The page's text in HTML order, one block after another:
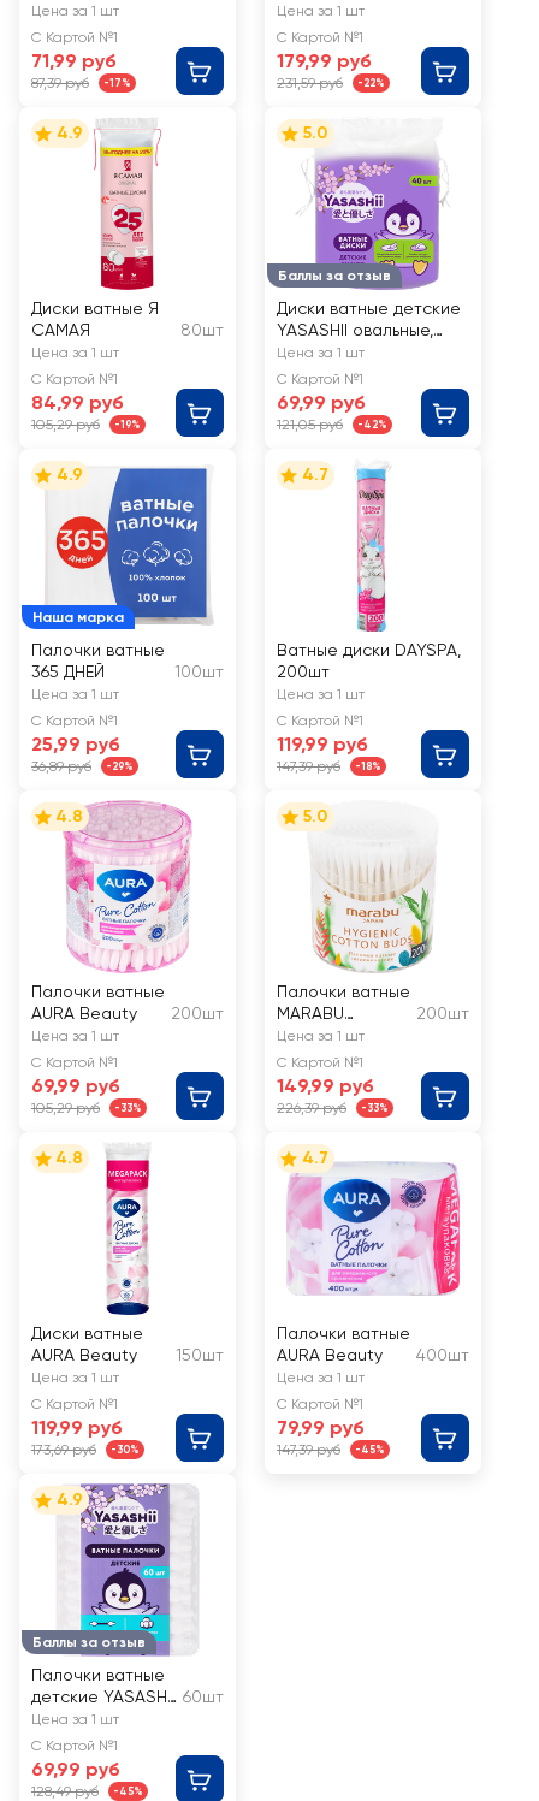
Цена за 1 шт
С Картой №1
71,99 руб
87,39 руб -17%
Botanica
Цена за 1 шт
С Картой №1
179,99 руб
231,59 руб -22%
4.9
Диски ватные Я
САМАЯ
80шт
Цена за 1 шт
С Картой №1
84,99 руб
105,29 руб -19%
Баллы за отзыв
5.0
Диски ватные детские
YASASHII овальные,
40шт
Цена за 1 шт
С Картой №1
69,99 руб
121,05 руб -42%
Наша марка
4.9
Палочки ватные
365 ДНЕЙ
100шт
Цена за 1 шт
С Картой №1
25,99 руб
36,89 руб -29%
4.7
Ватные диски DAYSPA,
200шт
Цена за 1 шт
С Картой №1
119,99 руб
147,39 руб -18%
4.8
Палочки ватные
AURA Beauty
200шт
Цена за 1 шт
С Картой №1
69,99 руб
105,29 руб -33%
5.0
Палочки ватные
MARABU
Botanica
200шт
Цена за 1 шт
С Картой №1
149,99 руб
226,39 руб -33%
4.8
Диски ватные
AURA Beauty
150шт
Цена за 1 шт
С Картой №1
119,99 руб
173,69 руб -30%
4.7
Палочки ватные
AURA Beauty
400шт
Цена за 1 шт
С Картой №1
79,99 руб
147,39 руб -45%
Баллы за отзыв
4.9
Палочки ватные
детские YASASHII
с ограничителем
60шт
Цена за 1 шт
С Картой №1
69,99 руб
128,49 руб -45%